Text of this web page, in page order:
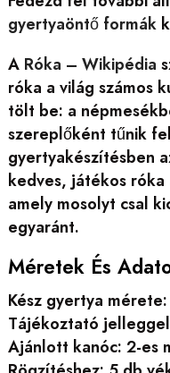
gyertyaöntő formák
A Róka – Wikipédia
róka a világ számos
tölt be: a
szereplőként tűnik
gyertyakészítésben
kedves, játékos
amely mosolyt csal
egyaránt.
Méretek És
Kész gyertya
Tájékoztató
Ajánlott kanóc: 2-es